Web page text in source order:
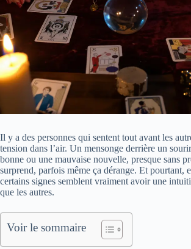
Il y a des personnes qui sentent tout avant les
tension dans l’air. Un mensonge derrière un
bonne ou une mauvaise nouvelle, presque sans
surprend, parfois même ça dérange. Et pourtant,
certains signes semblent vraiment avoir une
que les autres.
Voir le sommaire